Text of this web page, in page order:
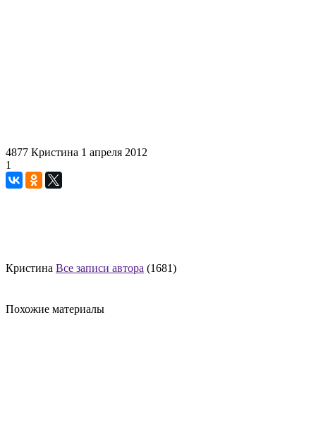
4877 Кристина 1 апреля 2012
1
Кристина Все записи автора (1681)
Похожие материалы